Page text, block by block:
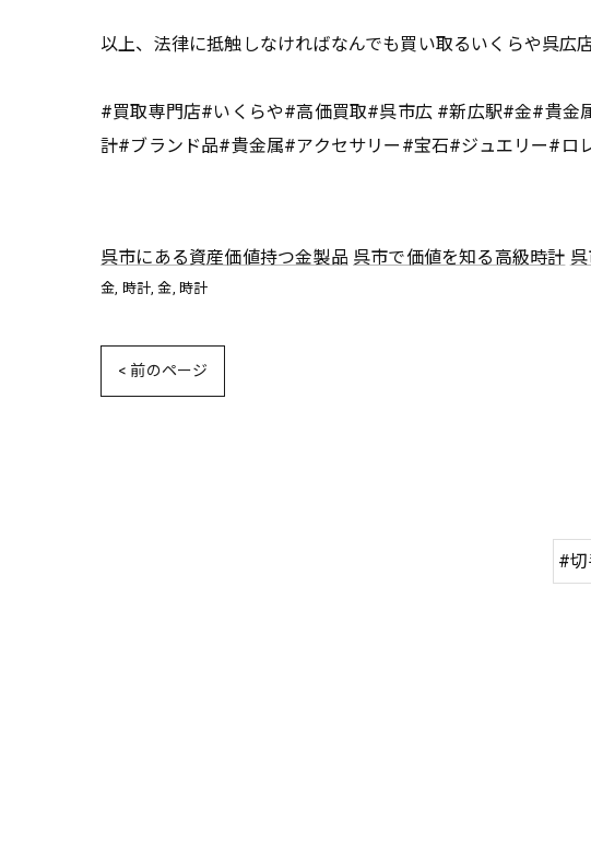
以上、法律に抵触しなければなんでも買い取るいくらや呉広
#買取専門店#いくらや#高価買取#呉市広 #新広駅#金#貴
計#ブランド品#貴金属#アクセサリー#宝石#ジュエリー#
呉市にある資産価値持つ金製品 呉市で価値を知る高級時計
金 時計 金 時計
< 前のページ
#切